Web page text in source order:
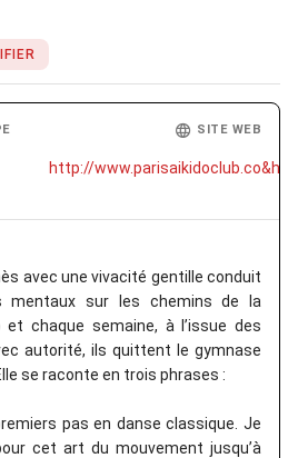
SITE WEB
http://
avec une vivacité gentille conduit
mentaux sur les chemins de la
et chaque semaine, à l’issue des
autorité, ils quittent le gymnase
se raconte en trois phrases :
pas en danse classique. Je
cet art du mouvement jusqu’à